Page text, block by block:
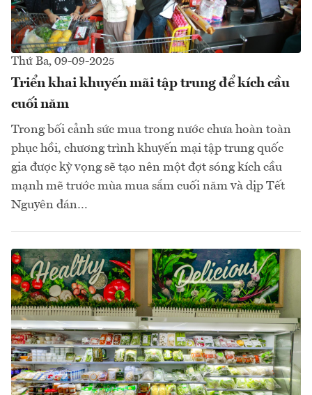
Thứ Ba, 09-09-2025
Triển khai khuyến mãi tập trung để kích cầu
cuối năm
Trong bối cảnh sức mua trong nước chưa hoàn toàn
phục hồi, chương trình khuyến mại tập trung quốc
gia được kỳ vọng sẽ tạo nên một đợt sóng kích cầu
mạnh mẽ trước mùa mua sắm cuối năm và dịp Tết
Nguyên đán…